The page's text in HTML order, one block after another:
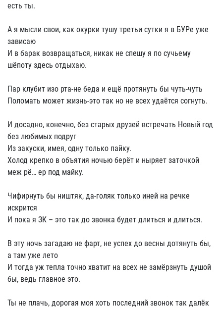
есть ты.
А я мысли свои, как окурки тушу третьи сутки я в БУРе уже
зависаю
И в барак возвращаться, никак не спешу я по сучьему
шёпоту здесь отдыхаю.
Пар клубит изо рта-не беда и ещё протянуть бы чуть-чуть
Поломать может жизнь-это так но не всех удаётся согнуть.
И досадно, конечно, без старых друзей встречать Новый год
без любимых подруг
Из закуски, имея, одну только пайку.
Холод крепко в объятия ночью берёт и ныряет заточкой
меж рё… ер под майку.
Чифирнуть бы ништяк, да-голяк только иней на речке
искрится
И пока я ЗК – это так до звонка будет длиться и длиться.
В эту ночь загадаю не фарт, не успех до весны дотянуть бы,
а там уже лето
И тогда уж тепла точно хватит на всех не замёрзнуть душой
бы, ведь главное это.
Ты не плачь, дорогая моя хоть последний звонок так далёк